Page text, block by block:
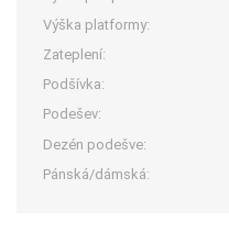
Výška platformy:
Zateplení:
Podšívka:
Podešev:
Dezén podešve:
Pánská/dámská: